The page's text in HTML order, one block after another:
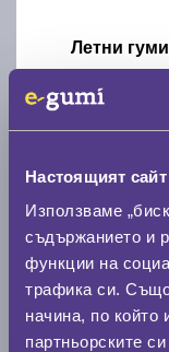
Настоящият
Използваме
съдържанието и
функции на
трафика си.
начина, по който
партньорските
Летни